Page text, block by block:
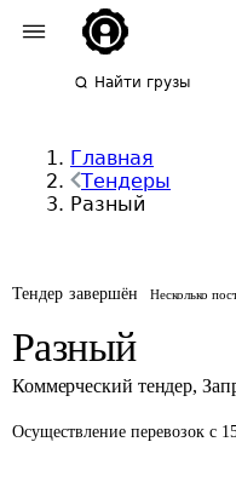
Найти грузы
Главная
Тендеры
Разный
Тендер завершён Несколько
Разный
Коммерческий тендер,
Осуществление перевозок с